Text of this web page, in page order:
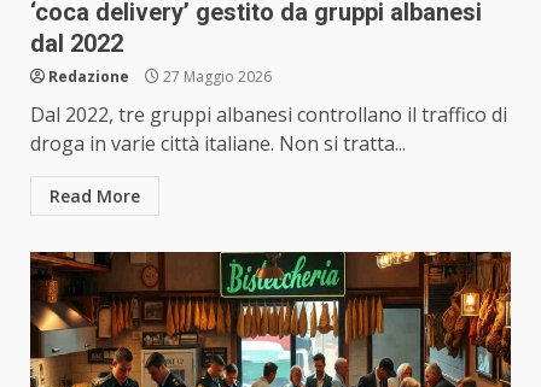
‘coca delivery’ gestito da gruppi albanesi
dal 2022
Redazione 27 Maggio 2026
Dal 2022, tre gruppi albanesi controllano il traffico di
droga in varie città italiane. Non si tratta...
Read More